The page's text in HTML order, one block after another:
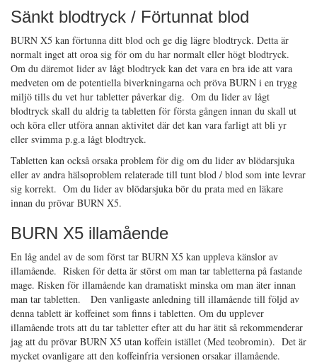
Sänkt blodtryck / Förtunnat blod
BURN X5 kan förtunna ditt blod och ge dig lägre blodtryck. Detta är
normalt inget att oroa sig för om du har normalt eller högt blodtryck.
Om du däremot lider av lågt blodtryck kan det vara en bra ide att vara
medveten om de potentiella biverkningarna och pröva BURN i en trygg
miljö tills du vet hur tabletter påverkar dig. Om du lider av lågt
blodtryck skall du aldrig ta tabletten för första gången innan du skall ut
och köra eller utföra annan aktivitet där det kan vara farligt att bli yr
eller svimma p.g.a lågt blodtryck.
Tabletten kan också orsaka problem för dig om du lider av blödarsjuka
eller av andra hälsoproblem relaterade till tunt blod / blod som inte levrar
sig korrekt. Om du lider av blödarsjuka bör du prata med en läkare
innan du prövar BURN X5.
BURN X5 illamående
En låg andel av de som först tar BURN X5 kan uppleva känslor av
illamående. Risken för detta är störst om man tar tabletterna på fastande
mage. Risken för illamående kan dramatiskt minska om man äter innan
man tar tabletten. Den vanligaste anledning till illamående till följd av
denna tablett är koffeinet som finns i tabletten. Om du upplever
illamående trots att du tar tabletter efter att du har ätit så rekommenderar
jag att du prövar BURN X5 utan koffein istället (Med teobromin). Det är
mycket ovanligare att den koffeinfria versionen orsakar illamående.